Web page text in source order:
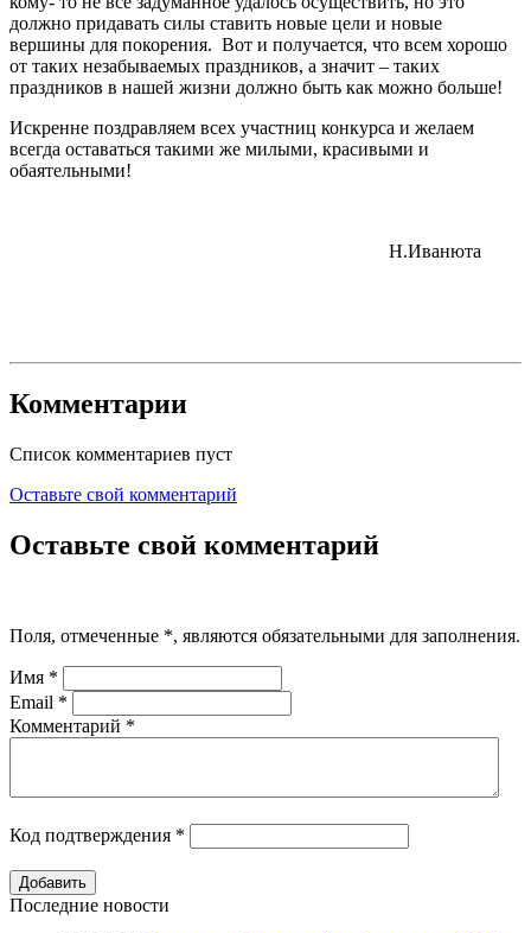
должно придавать силы ставить новые цели и новые
вершины для покорения. Вот и получается, что всем хорошо
от таких незабываемых праздников, а значит – таких
праздников в нашей жизни должно быть как можно больше!
Искренне поздравляем всех участниц конкурса и желаем
всегда оставаться такими же милыми, красивыми и
обаятельными!
Н.Иванюта
Комментарии
Список комментариев пуст
Оставьте свой комментарий
Оставьте свой комментарий
Поля, отмеченные *, являются обязательными для заполнения.
Имя *
Email *
Комментарий *
Код подтверждения *
Последние новости